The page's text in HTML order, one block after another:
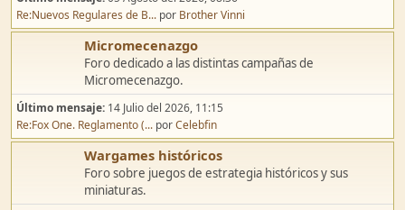
Re:Nuevos Regulares de B... por Brother Vinni
Micromecenazgo
Foro dedicado a las distintas campañas de
Micromecenazgo.
Último mensaje: 14 Julio del 2026, 11:15
Re:Fox One. Reglamento (... porCelebfin
Wargames históricos
Foro sobre juegos de estrategia históricos y sus
miniaturas.